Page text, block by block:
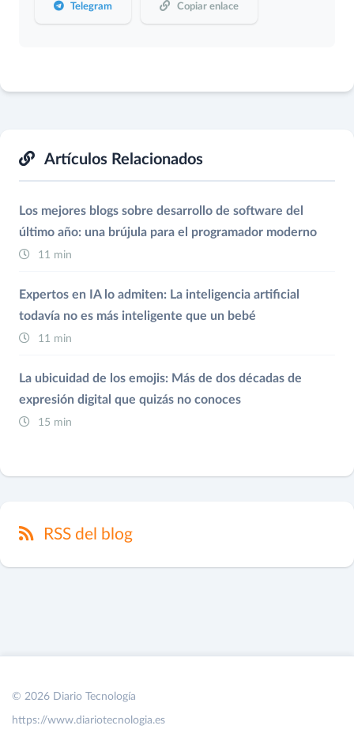
Telegram Copiar enlace
Artículos Relacionados
Los mejores blogs sobre desarrollo de software del
último año: una brújula para el programador moderno
11 min
Expertos en IA lo admiten: La inteligencia artificial
todavía no es más inteligente que un bebé
11 min
La ubicuidad de los emojis: Más de dos décadas de
expresión digital que quizás no conoces
15 min
RSS del blog
© 2026 Diario Tecnología
https://www.diariotecnologia.es